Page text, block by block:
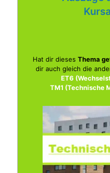
Hat dir dieses Thema
dir auch gleich die
ET6
TM1 (Technische